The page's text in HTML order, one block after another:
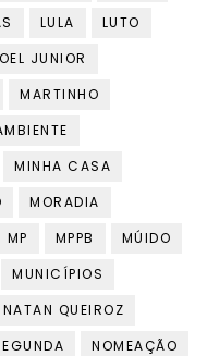
LULA
LUTO
JUNIOR
MARTINHO
MINHA CASA
MORADIA
MP MPPB
MÚIDO
MUNICÍPIOS
NATAN QUEIROZ
NOMEAÇÃO